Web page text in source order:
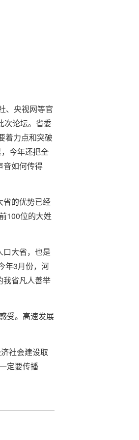
、央视网等官
次论坛。省委
着力点和突破
今年还把全
音如何传得
的优势已经
100位的大姓
大省，也是
年3月份，河
我省凡人善举
受。高速发展
社会建设取
定要传播